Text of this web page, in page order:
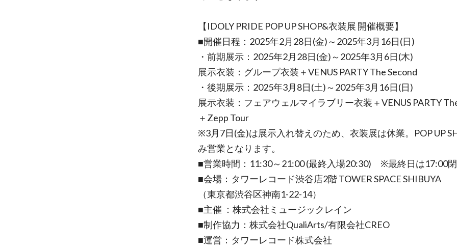
【IDOLY PRIDE POP UP SHOP&衣装展 開催概要】
■開催日程：2025年2月28日(金)～2025年3月16日(日)
・前期展示：2025年2月28日(金)～2025年3月6日(木)
展示衣装：グループ衣装＋VENUS PARTY The Second
・後期展示：2025年3月8日(土)～2025年3月16日(日)
展示衣装：フェアウェルマイラブリー衣装＋VENUS PARTY
＋Zepp Tour
※3月7日(金)は展示入れ替えのため、衣装展は休業。POP UP
み営業となります。
■営業時間：11:30～21:00 (最終入場20:30) ※最終日は17:00
■会場：タワーレコード渋谷店2階 TOWER SPACE SHIBUYA
（東京都渋谷区神南1-22-14）
■主催 ：株式会社ミュージックレイン
■制作協力：株式会社QualiArts/有限会社CREO
■運営：タワーレコード株式会社